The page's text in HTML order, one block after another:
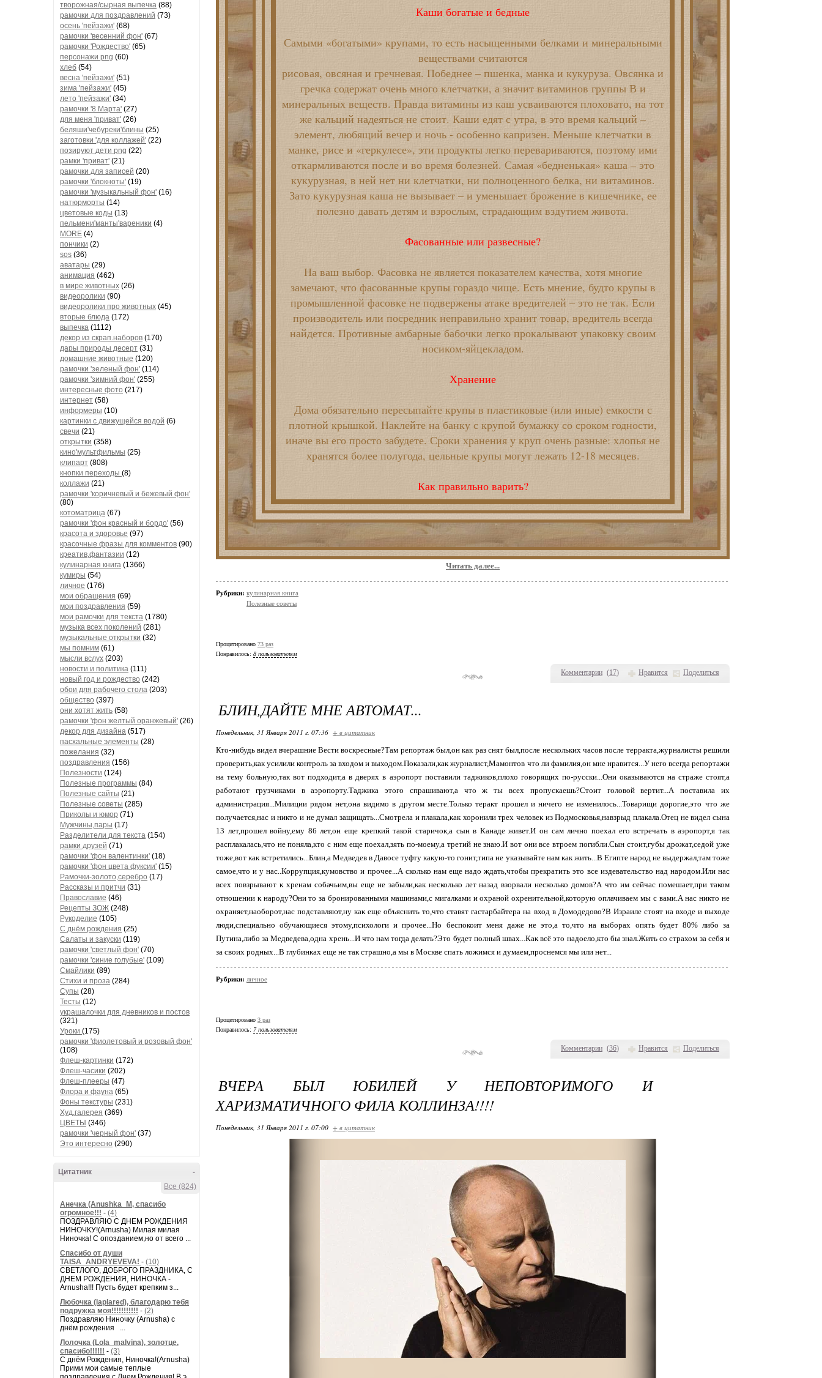
творожная/сырная выпечка (88)
рамочки для поздравлений (73)
осень 'пейзажи' (68)
рамочки 'весенний фон' (67)
рамочки 'Рождество' (65)
персонажи png (60)
хлеб (54)
весна 'пейзажи' (51)
зима 'пейзажи' (45)
лето 'пейзажи' (34)
рамочки '8 Марта' (27)
для меня 'приват' (26)
беляши'чебуреки'блины (25)
заготовки 'для коллажей' (22)
позируют дети png (22)
рамки 'приват' (21)
рамочки для записей (20)
рамочки 'блокноты' (19)
рамочки 'музыкальный фон' (16)
натюрморты (14)
цветовые коды (13)
пельмени'манты'вареники (4)
MORE (4)
пончики (2)
sos (36)
аватары (29)
анимация (462)
в мире животных (26)
видеоролики (90)
видеоролики про животных (45)
вторые блюда (172)
выпечка (1112)
декор из скрап.наборов (170)
дары природы десерт (31)
домашние животные (120)
рамочки 'зеленый фон' (114)
рамочки 'зимний фон' (255)
интересные фото (217)
интернет (58)
информеры (10)
картинки с движущейся водой (6)
свечи (21)
открытки (358)
кино'мультфильмы (25)
клипарт (808)
кнопки переходы (8)
коллажи (21)
рамочки 'коричневый и бежевый фон'
(80)
котоматрица (67)
рамочки 'фон красный и бордо' (56)
красота и здоровье (97)
красочные фразы для комментов (90)
креатив,фантазии (12)
кулинарная книга (1366)
кумиры (54)
личное (176)
мои обращения (69)
мои поздравления (59)
мои рамочки для текста (1780)
музыка всех поколений (281)
музыкальные открытки (32)
мы помним (61)
мысли вслух (203)
новости и политика (111)
новый год и рождество (242)
обои для рабочего стола (203)
общество (397)
они хотят жить (58)
рамочки 'фон желтый оранжевый' (26)
декор для дизайна (517)
пасхальные элементы (28)
пожелания (32)
поздравления (156)
Полезности (124)
Полезные программы (84)
Полезные сайты (21)
Полезные советы (285)
Приколы и юмор (71)
Мужчины,пары (17)
Разделители для текста (154)
рамки друзей (71)
рамочки 'фон валентинки' (18)
рамочки 'фон цвета фуксии' (15)
Рамочки-золото,серебро (17)
Рассказы и притчи (31)
Православие (46)
Рецепты ЗОЖ (248)
Рукоделие (105)
С днём рождения (25)
Салаты и закуски (119)
рамочки 'светлый фон' (70)
рамочки 'синие голубые' (109)
Смайлики (89)
Стихи и проза (284)
Супы (28)
Тесты (12)
украшалочки для дневников и постов
(321)
Уроки (175)
рамочки 'фиолетовый и розовый фон'
(108)
Флеш-картинки (172)
Флеш-часики (202)
Флеш-плееры (47)
Флора и фауна (65)
Фоны текстуры (231)
Худ.галерея (369)
ЦВЕТЫ (346)
рамочки 'черный фон' (37)
Это интересно (290)
-
Цитатник
Все (824)
Анечка (Anushka_M, спасибо
огромное!!! - (4)
ПОЗДРАВЛЯЮ С ДНЕМ РОЖДЕНИЯ
НИНОЧКУ!(Arnusha) Милая милая
Ниночка! С опозданием,но от всего ...
Спасибо от души
TAISA_ANDRYEVEVA! - (10)
СВЕТЛОГО, ДОБРОГО ПРАЗДНИКА, С
ДНЕМ РОЖДЕНИЯ, НИНОЧКА -
Arnusha!!! Пусть будет крепким з...
Любочка (laplared), благодарю тебя
подружка моя!!!!!!!!!!! - (2)
Поздравляю Ниночку (Arnusha) с
днём рождения ...
Лолочка (Lola_malvina), золотце,
спасибо!!!!!! - (3)
С днём Рождения, Ниночка!(Аrnusha)
Прими мои самые теплые
Комментарии (17) Нравится Поделиться
Каши богатые и бедные
Самыми «богатыми» крупами, то есть насыщенными белками и минеральными
веществами считаются
рисовая, овсяная и гречневая. Победнее – пшенка, манка и кукуруза. Овсянка и
гречка содержат очень много клетчатки, а значит витаминов группы В и
минеральных веществ. Правда витамины из каш усваиваются плоховато, на тот
же кальций надеяться не стоит. Каши едят с утра, в это время кальций –
элемент, любящий вечер и ночь - особенно капризен. Меньше клетчатки в
манке, рисе и «геркулесе», эти продукты легко перевариваются, поэтому ими
откармливаются после и во время болезней. Самая «бедненькая» каша – это
кукурузная, в ней нет ни клетчатки, ни полноценного белка, ни витаминов.
Зато кукурузная каша не вызывает – и уменьшает брожение в кишечнике, ее
полезно давать детям и взрослым, страдающим вздутием живота.
Фасованные или развесные?
На ваш выбор. Фасовка не является показателем качества, хотя многие
замечают, что фасованные крупы гораздо чище. Есть мнение, будто крупы в
промышленной фасовке не подвержены атаке вредителей – это не так. Если
производитель или посредник неправильно хранит товар, вредитель всегда
найдется. Противные амбарные бабочки легко прокалывают упаковку своим
носиком-яйцекладом.
Хранение
Дома обязательно пересыпайте крупы в пластиковые (или иные) емкости с
плотной крышкой. Наклейте на банку с крупой бумажку со сроком годности,
иначе вы его просто забудете. Сроки хранения у круп очень разные: хлопья не
хранятся более полугода, цельные крупы могут лежать 12-18 месяцев.
Как правильно варить?
Читать далее...
Рубрики: кулинарная книга
Полезные советы
Процитировано 73 раз
Понравилось: 8 пользователям
Комментарии (36) Нравится Поделиться
БЛИН,ДАЙТЕ МНЕ АВТОМАТ...
Понедельник, 31 Января 2011 г. 07:36 + в цитатник
Кто-нибудь видел вчерашние Вести воскресные?Там репортаж был,он как раз снят был,после нескольких часов после терракта,журналисты решили
проверить,как усилили контроль за входом и выходом.Показали,как журналист,Мамонтов что ли фамилия,он мне нравится...У него всегда репортажи
на тему больную,так вот подходит,а в дверях в аэропорт поставили таджиков,плохо говорящих по-русски...Они оказываются на страже стоят,а
работают грузчиками в аэропорту.Таджика этого спрашивают,а что ж ты всех пропускаешь?Стоит головой вертит...А поставила их
администрация...Милиции рядом нет,она видимо в другом месте.Только теракт прошел и ничего не изменилось...Товарищи дорогие,это что же
получается,нас и никто и не думал защищать...Смотрела и плакала,как хоронили трех человек из Подмосковья,навзрыд плакала.Отец не видел сына
13 лет,прошел войну,ему 86 лет,он еще крепкий такой старичок,а сын в Канаде живет.И он сам лично поехал его встречать в аэропорт,я так
расплакалась,что не поняла,кто с ним еще поехал,зять по-моему,а третий не знаю.И вот они все втроем погибли.Сын стоит,губы дрожат,седой уже
тоже,вот как встретились...Блин,а Медведев в Давосе туфту какую-то гонит,типа не указывайте нам как жить...В Египте народ не выдержал,там тоже
самое,что и у нас..Коррупция,кумовство и прочее...А сколько нам еще надо ждать,чтобы прекратить это все издевательство над народом.Или нас
всех повзрывают к хренам собачьим,вы еще не забыли,как несколько лет назад взорвали несколько домов?А что им сейчас помешает,при таком
отношении к народу?Они то за бронированными машинами,с мигалками и охраной охренительной,которую оплачиваем мы с вами.А нас никто не
охраняет,наоборот,нас подставляют,ну как еще объяснить то,что ставят гастарбайтера на вход в Домодедово?В Израиле стоят на входе и выходе
люди,специально обучающиеся этому,психологи и прочее...Но беспокоит меня даже не это,а то,что на выборах опять будет 80% либо за
Путина,либо за Медведева,одна хрень...И что нам тогда делать?Это будет полный швах...Как всё это надоело,кто бы знал.Жить со страхом за себя и
за своих родных...В глубинках еще не так страшно,а мы в Москве спать ложимся и думаем,проснемся мы или нет...
Рубрики: личное
Процитировано 3 раз
Понравилось: 7 пользователям
ВЧЕРА БЫЛ ЮБИЛЕЙ У НЕПОВТОРИМОГО И
ХАРИЗМАТИЧНОГО ФИЛА КОЛЛИНЗА!!!!
Понедельник, 31 Января 2011 г. 07:00 + в цитатник